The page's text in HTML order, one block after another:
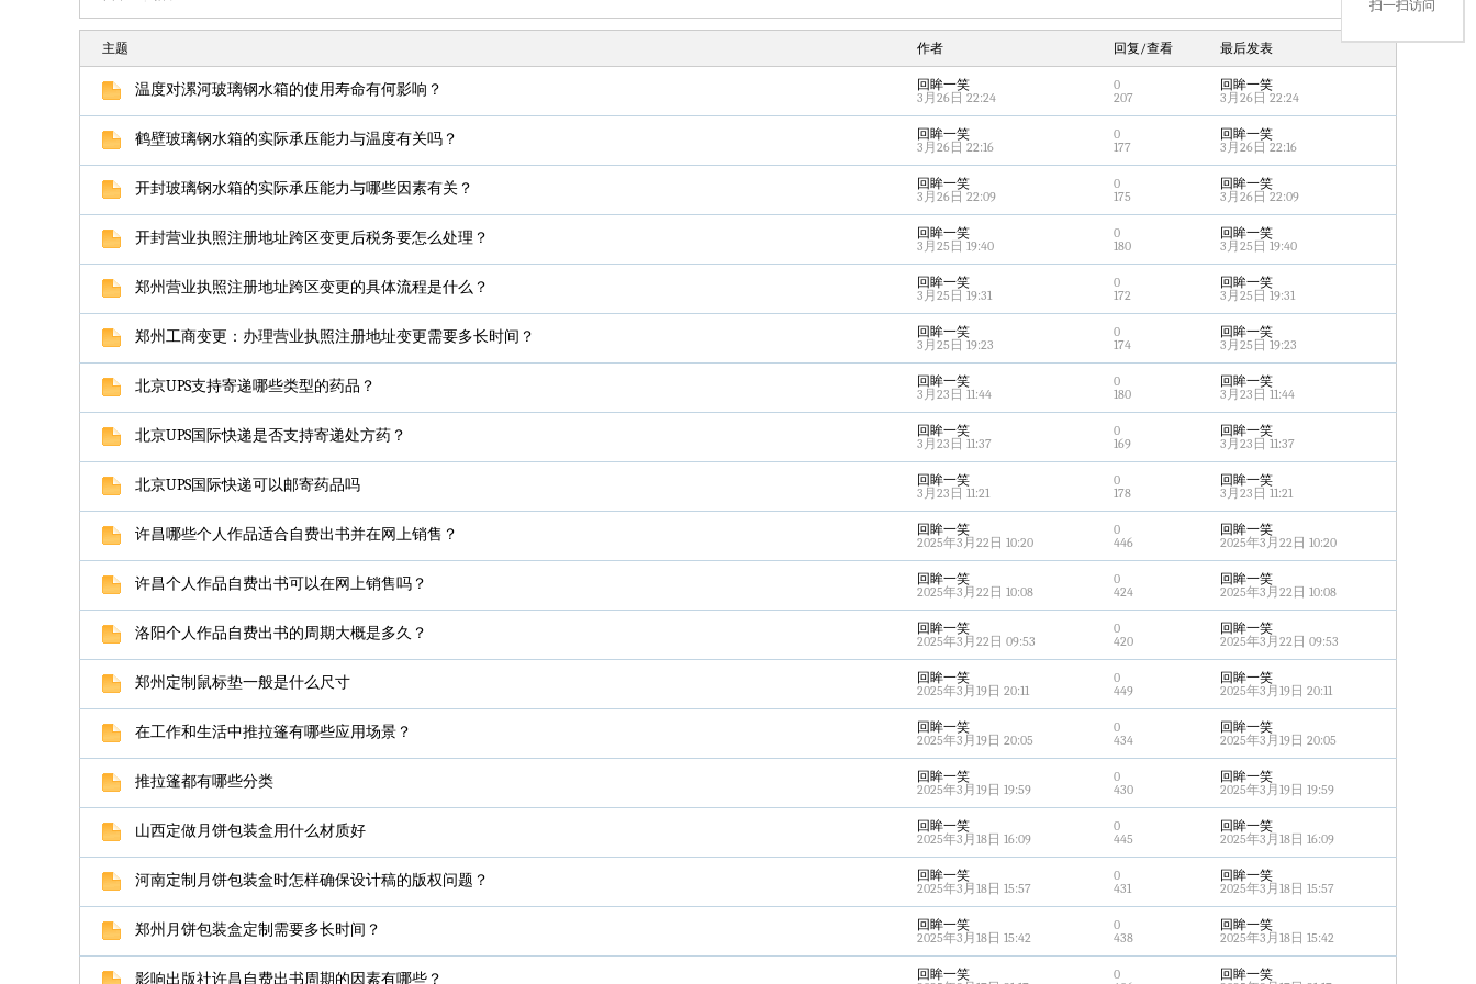
主题 作者 回复/查看 最后发表
温度对漯河玻璃钢水箱的使用寿命有何影响？
回眸一笑
3月26日 22:24
0
207
回眸一笑
3月26日 22:24
鹤壁玻璃钢水箱的实际承压能力与温度有关吗？
回眸一笑
3月26日 22:16
0
177
回眸一笑
3月26日 22:16
开封玻璃钢水箱的实际承压能力与哪些因素有关？
回眸一笑
3月26日 22:09
0
175
回眸一笑
3月26日 22:09
开封营业执照注册地址跨区变更后税务要怎么处理？
回眸一笑
3月25日 19:40
0
180
回眸一笑
3月25日 19:40
郑州营业执照注册地址跨区变更的具体流程是什么？
回眸一笑
3月25日 19:31
0
172
回眸一笑
3月25日 19:31
郑州工商变更：办理营业执照注册地址变更需要多长时间？
回眸一笑
3月25日 19:23
0
174
回眸一笑
3月25日 19:23
北京UPS支持寄递哪些类型的药品？
回眸一笑
3月23日 11:44
0
180
回眸一笑
3月23日 11:44
北京UPS国际快递是否支持寄递处方药？
回眸一笑
3月23日 11:37
0
169
回眸一笑
3月23日 11:37
北京UPS国际快递可以邮寄药品吗
回眸一笑
3月23日 11:21
0
178
回眸一笑
3月23日 11:21
许昌哪些个人作品适合自费出书并在网上销售？
回眸一笑
2025年3月22日 10:20
0
446
回眸一笑
2025年3月22日 10:20
许昌个人作品自费出书可以在网上销售吗？
回眸一笑
2025年3月22日 10:08
0
424
回眸一笑
2025年3月22日 10:08
洛阳个人作品自费出书的周期大概是多久？
回眸一笑
2025年3月22日 09:53
0
420
回眸一笑
2025年3月22日 09:53
郑州定制鼠标垫一般是什么尺寸
回眸一笑
2025年3月19日 20:11
0
449
回眸一笑
2025年3月19日 20:11
在工作和生活中推拉篷有哪些应用场景？
回眸一笑
2025年3月19日 20:05
0
434
回眸一笑
2025年3月19日 20:05
推拉篷都有哪些分类
回眸一笑
2025年3月19日 19:59
0
430
回眸一笑
2025年3月19日 19:59
山西定做月饼包装盒用什么材质好
回眸一笑
2025年3月18日 16:09
0
445
回眸一笑
2025年3月18日 16:09
河南定制月饼包装盒时怎样确保设计稿的版权问题？
回眸一笑
2025年3月18日 15:57
0
431
回眸一笑
2025年3月18日 15:57
郑州月饼包装盒定制需要多长时间？
回眸一笑
2025年3月18日 15:42
0
438
回眸一笑
2025年3月18日 15:42
影响出版社许昌自费出书周期的因素有哪些？
回眸一笑
0
回眸一笑
扫一扫访问